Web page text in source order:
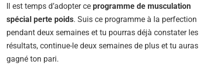
Il est temps d’adopter ceprogramme de musculation
spécial perte poids. Suis ce programme à la perfection
pendant deux semaines et tu pourras déjà constater les
résultats, continue-le deux semaines de plus et tu auras
gagné ton pari.